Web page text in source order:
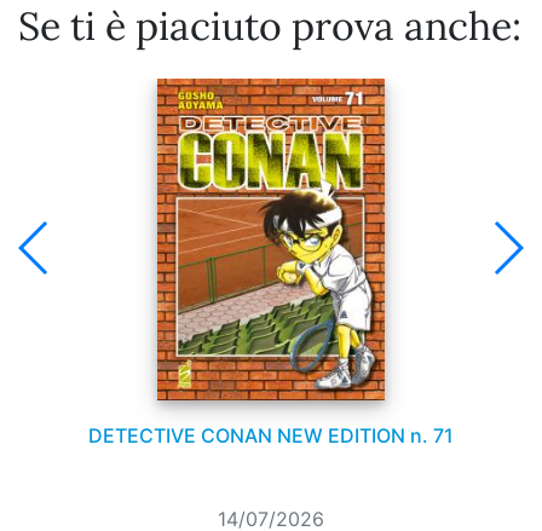
Se ti è piaciuto prova anche:
DETECTIVE CONAN NEW EDITION n. 71
14/07/2026